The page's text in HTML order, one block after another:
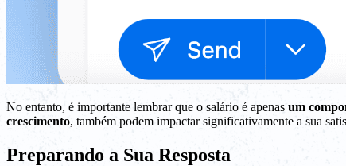
No entanto, é importante lembrar que o salário é apenas um
crescimento, também podem impactar significativamente a sua
Preparando a Sua Resposta